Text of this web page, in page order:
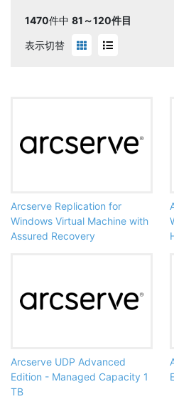
1470件中 81～120件目
表示切替
Arcserve Replication for
Windows Virtual Machine with
Assured Recovery
Arcserve UDP Advanced
Edition - Managed Capacity 1
TB